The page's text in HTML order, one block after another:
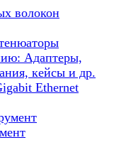
волокон
Адаптеры,
кейсы и др.
Ethernet